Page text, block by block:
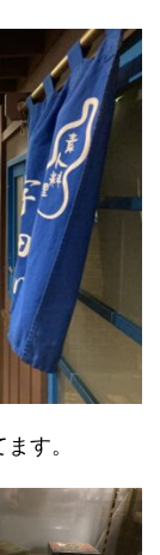
す。